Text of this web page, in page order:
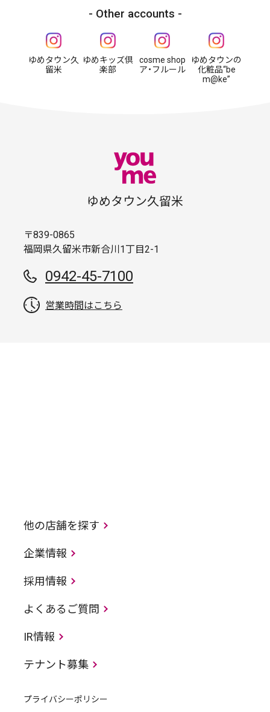
Other accounts
ゆめタウン久
留米
ゆめキッズ倶
楽部
cosme shop
ア・フルール
ゆめタウンの
化粧品“be
m@ke”
ゆめタウン久留米
〒839-0865
福岡県久留米市新合川1丁目2-1
0942-45-7100
営業時間はこちら
他の店舗を探す
企業情報
採用情報
よくあるご質問
IR情報
テナント募集
プライバシーポリシー